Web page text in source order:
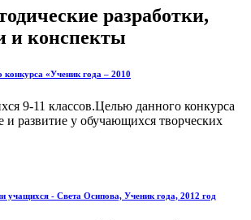
разработки,
и конспекты
«Ученик года – 2010
9-11 классов.Целью данного конкурса
и развитие у обучающихся творческих
учащихся - Света Осипова, Ученик года, 2012 год